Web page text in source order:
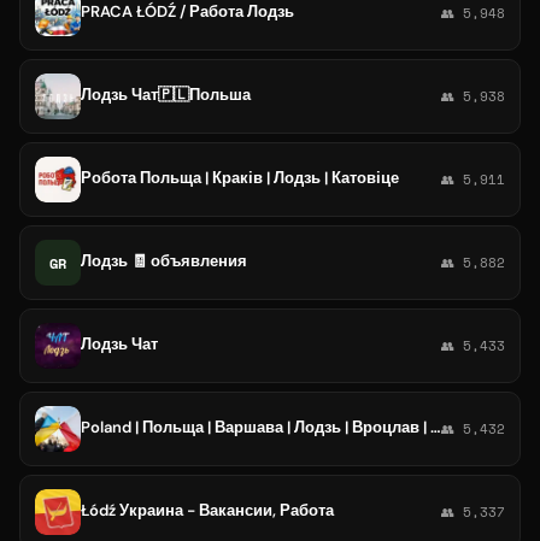
PRACA ŁÓDŹ / Работа Лодзь 👥 5,948
Лодзь Чат🇵🇱Польша 👥 5,938
Робота Польща | Краків | Лодзь | Катовіце 👥 5,911
GR Лодзь 🧾 объявления 👥 5,882
Лодзь Чат 👥 5,433
Poland | Польща | Варшава | Лодзь | Вроцлав | Гданськ |Робота | Житло👥 5,432
Łódź Украина - Вакансии, Работа 👥 5,337